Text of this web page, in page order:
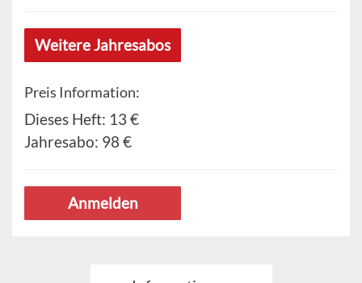
Weitere Jahresabos
Preis Information:
Dieses Heft: 13 €
Jahresabo: 98 €
Anmelden